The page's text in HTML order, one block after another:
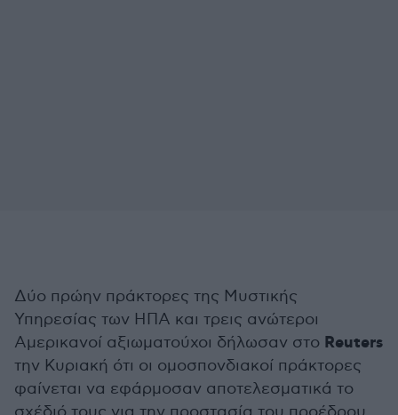
Δύο πρώην πράκτορες της Μυστικής
Υπηρεσίας των ΗΠΑ και τρεις ανώτεροι
Αμερικανοί αξιωματούχοι δήλωσαν στο Reuters
την Κυριακή ότι οι ομοσπονδιακοί πράκτορες
φαίνεται να εφάρμοσαν αποτελεσματικά το